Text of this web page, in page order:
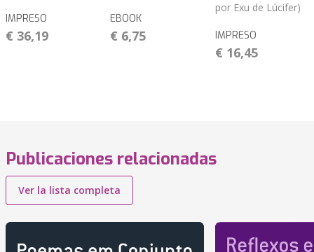
IMPRESO
€ 36,19
EBOOK
€ 6,75
por Exu de Lúcifer)
IMPRESO
€ 16,45
Publicaciones relacionadas
Ver la lista completa